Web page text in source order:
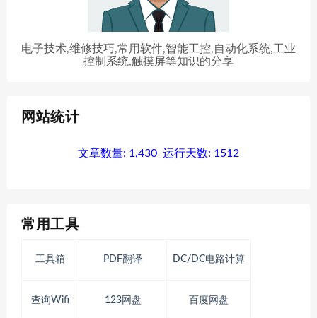
电子技术,维修技巧,常用软件,智能工控,自动化系统,工业
控制系统,触摸屏等知识的分享
网站统计
文章数量: 1,430 运行天数: 1512
常用工具
工具箱 PDF翻译 DC/DC电路计算
查询Wifi 123网盘 百度网盘